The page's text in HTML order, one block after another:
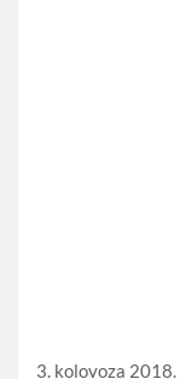
3. kolovoza 2018.